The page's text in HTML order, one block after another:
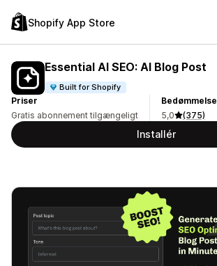
Shopify App Store
Essential AI SEO: AI Blog Post
Built for Shopify
Priser
Gratis abonnement tilgængeligt
Bedømmelse
5,0
(375)
Installér